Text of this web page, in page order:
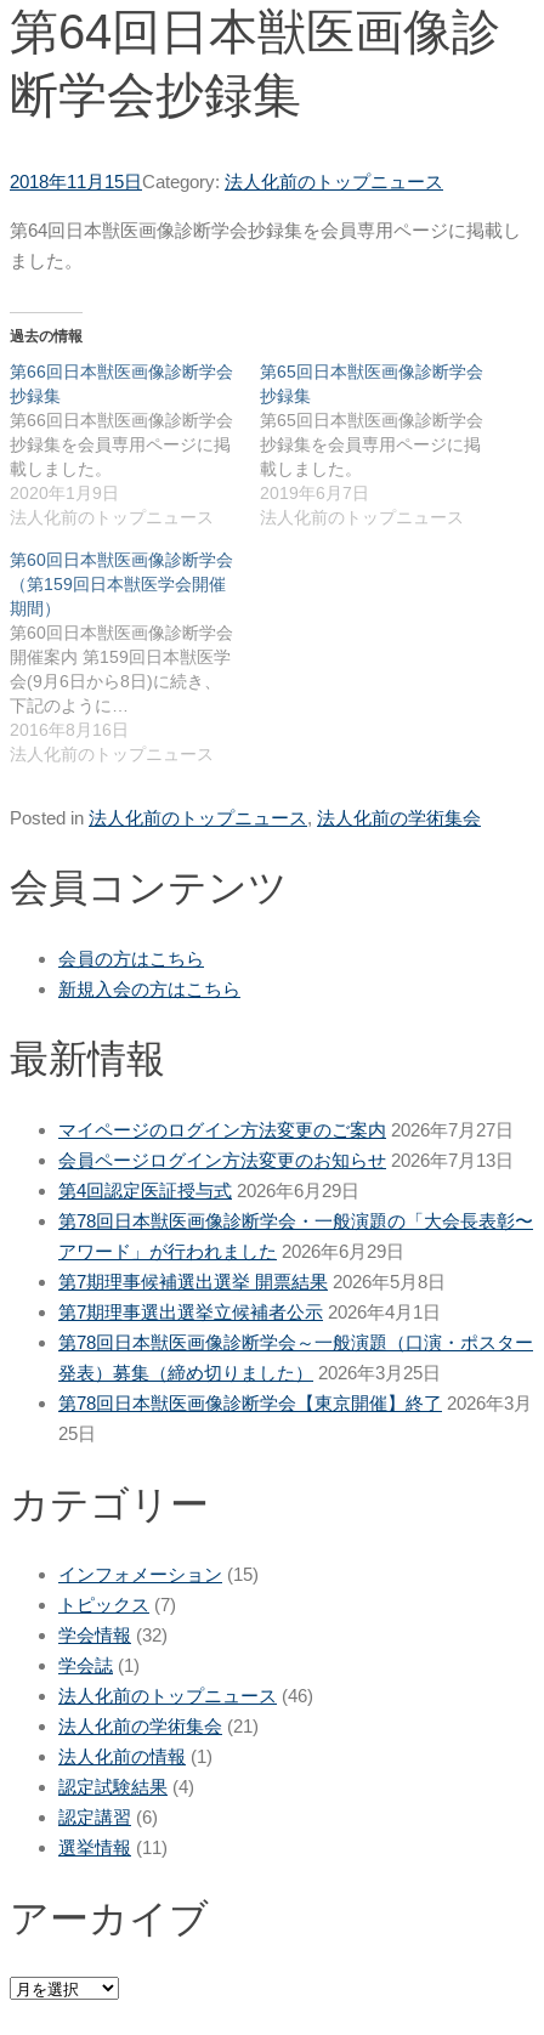
第64回日本獣医画像診
断学会抄録集
2018年11月15日Category: 法人化前のトップニュース
第64回日本獣医画像診断学会抄録集を会員専用ページに掲載し
ました。
過去の情報
第66回日本獣医画像診断学会
抄録集
第66回日本獣医画像診断学会
抄録集を会員専用ページに掲
載しました。
2020年1月9日
法人化前のトップニュース
第65回日本獣医画像診断学会
抄録集
第65回日本獣医画像診断学会
抄録集を会員専用ページに掲
載しました。
2019年6月7日
法人化前のトップニュース
第60回日本獣医画像診断学会
（第159回日本獣医学会開催
期間）
第60回日本獣医画像診断学会
開催案内 第159回日本獣医学
会(9月6日から8日)に続き、
下記のように…
2016年8月16日
法人化前のトップニュース
Posted in 法人化前のトップニュース, 法人化前の学術集会
会員コンテンツ
会員の方はこちら
新規入会の方はこちら
最新情報
マイページのログイン方法変更のご案内 2026年7月27日
会員ページログイン方法変更のお知らせ 2026年7月13日
第4回認定医証授与式 2026年6月29日
第78回日本獣医画像診断学会・一般演題の「大会長表彰〜
アワード」が行われました 2026年6月29日
第7期理事候補選出選挙 開票結果 2026年5月8日
第7期理事選出選挙立候補者公示 2026年4月1日
第78回日本獣医画像診断学会～一般演題（口演・ポスター
発表）募集（締め切りました）
2026年3月25日
第78回日本獣医画像診断学会【東京開催】終了 2026年3月
25日
カテゴリー
インフォメーション (15)
トピックス (7)
学会情報 (32)
学会誌 (1)
法人化前のトップニュース (46)
法人化前の学術集会 (21)
法人化前の情報 (1)
認定試験結果 (4)
認定講習 (6)
選挙情報 (11)
アーカイブ
ア